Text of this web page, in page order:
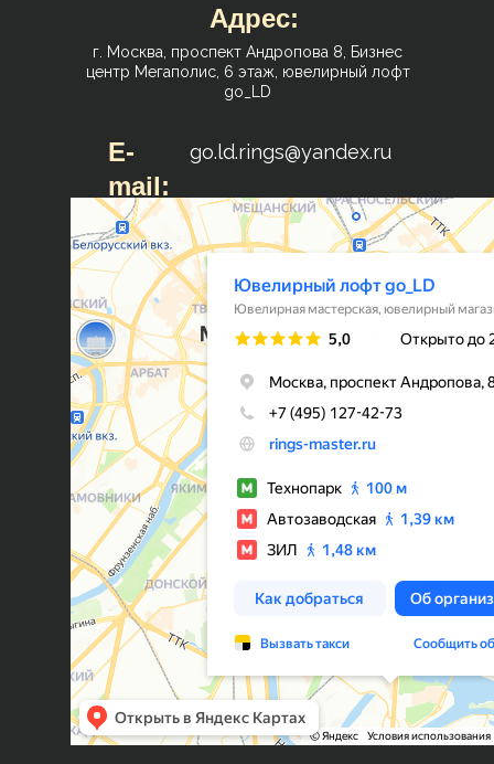
Адрес:
г. Москва, проспект Андропова 8, Бизнес
центр Мегаполис, 6 этаж, ювелирный лофт
go_LD
E-
mail:
go.ld.rings@yandex.ru